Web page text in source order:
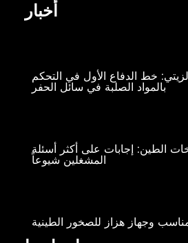
أخبار
خط الدفاع الأول في التحكم
بالمواد الصلبة في سائل الحفر
الطين: إجابات على أكثر أسئلة
المشغلين شيوعاً
وجهاز هزاز للصخور الطينية